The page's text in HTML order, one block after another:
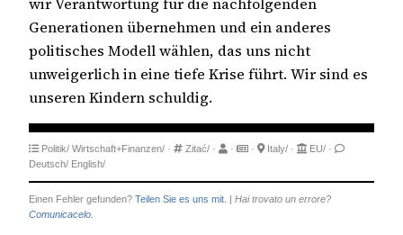
Generationen übernehmen und ein anderes
politisches Modell wählen, das uns nicht
unweigerlich in eine tiefe Krise führt. Wir sind es
unseren Kindern schuldig.
Politik/ Wirtschaft+Finanzen/ · Zitać/ · · · Italy/ · EU/ ·
Deutsch/ English/
Einen Fehler gefunden? Teilen Sie es uns mit.
Hai trovato un errore?
Comunicacelo.